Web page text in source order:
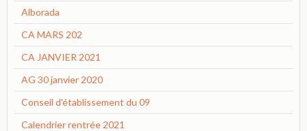
Alborada
CA MARS 202
CA JANVIER 2021
AG 30 janvier 2020
Conseil d'établissement du 09
Calendrier rentrée 2021